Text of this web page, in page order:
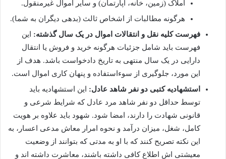
املاک (زمین، خانه، آپارتمان) و سایر اموال غیرمنقول.
هرگونه مطالبات از اشخاص ثالث (بدهی دیگران به شما).
فهرست کلیه نقل و انتقالات اموال در یک سال گذشته: این
فهرست باید شامل جزئیات هرگونه خرید و فروش یا انتقال
دارایی در یک سال منتهی به تاریخ دادخواست باشد. هدف از
این مورد، جلوگیری از سوءاستفاده و پنهان کاری اموال است.
استشهادیه کتبی دو نفر شاهد عادل: این استشهادیه باید
توسط حداقل دو نفر شاهد مرد عادل که شرایط شرعی و
قانونی شهادت را دارند، امضا شود. شهود باید علاوه بر هویت
کامل، شغل، میزان درآمد و نحوه امرار معاش مدعی اعسار، به
این نکته تصریح کنند که با او به مدتی که بتوانند از وضعیت
معیشتی اش اطلاع کافی داشته باشند، معاشرت داشته اند و